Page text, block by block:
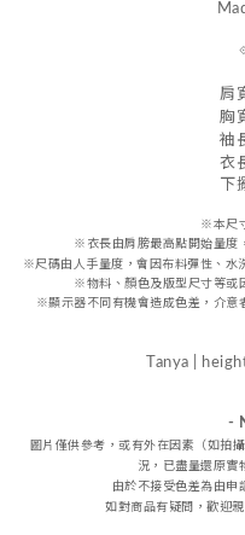
肩
胸
袖
衣
下
※本尺
※ 衣長由肩 膀最高點開始量度
※尺碼由人手量度，會因布料彈性、水
※物料、顏色及版型尺寸等或
※顯示器不同有機會造成色差，介意
Tanya |
-
圖片僅供參考，或 有外在因素（如拍攝
況， 已盡量還原實
由於不接受色差為由申
如對商品有疑問，歡迎